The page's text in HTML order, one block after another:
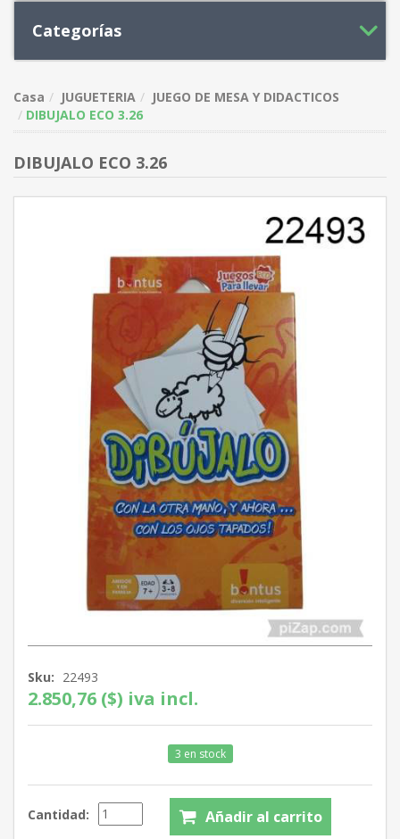
Categorías
Casa JUGUETERIA
JUEGO DE MESA Y DIDACTICOS
DIBUJALO ECO 3.26
DIBUJALO ECO 3.26
Sku: 22493
2.850,76 ($) iva incl.
3 en stock
Cantidad: